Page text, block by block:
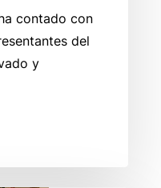
contado con
del
y